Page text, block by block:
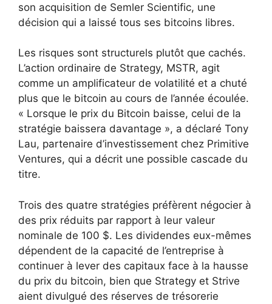
son acquisition de Semler Scientific, une
décision qui a laissé tous ses bitcoins libres.
Les risques sont structurels plutôt que cachés.
L’action ordinaire de Strategy, MSTR, agit
comme un amplificateur de volatilité et a chuté
plus que le bitcoin au cours de l’année écoulée.
« Lorsque le prix du Bitcoin baisse, celui de la
stratégie baissera davantage », a déclaré Tony
Lau, partenaire d’investissement chez Primitive
Ventures, qui a décrit une possible cascade du
titre.
Trois des quatre stratégies préfèrent négocier à
des prix réduits par rapport à leur valeur
nominale de 100 $. Les dividendes eux-mêmes
dépendent de la capacité de l’entreprise à
continuer à lever des capitaux face à la hausse
du prix du bitcoin, bien que Strategy et Strive
aient divulgué des réserves de trésorerie